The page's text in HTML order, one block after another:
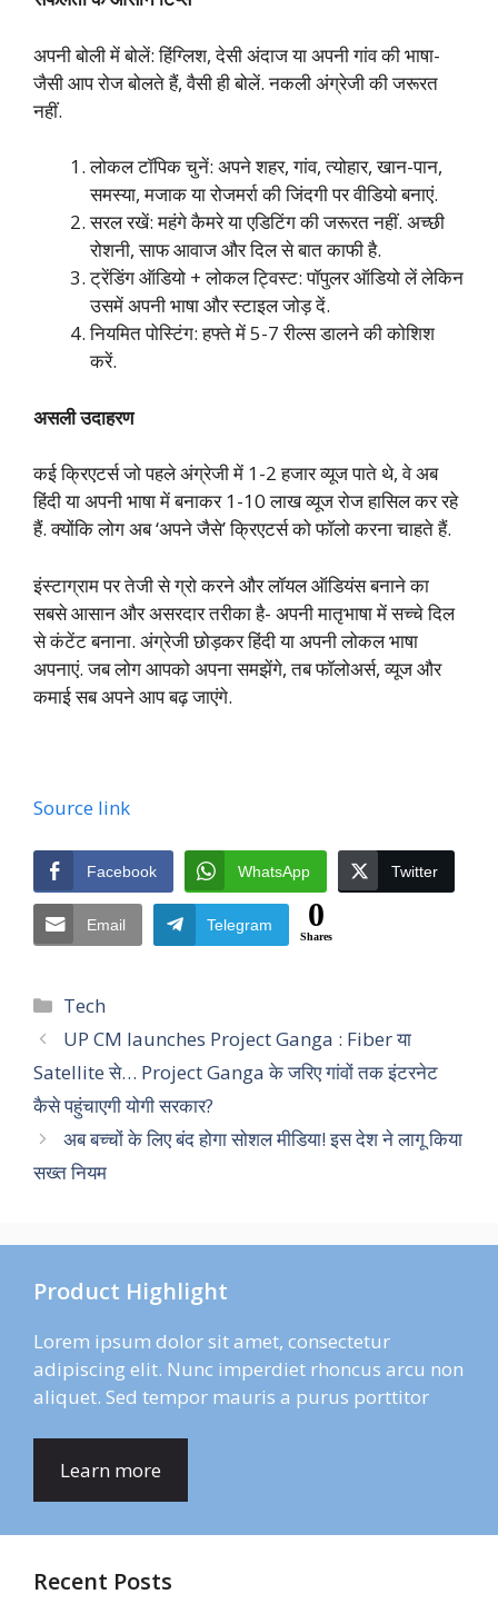
अपनी बोली में बोलें: हिंग्लिश, देसी अंदाज या अपनी गांव की भाषा-
जैसी आप रोज बोलते हैं, वैसी ही बोलें. नकली अंग्रेजी की जरूरत
नहीं.
लोकल टॉपिक चुनें: अपने शहर, गांव, त्योहार, खान-पान,
समस्या, मजाक या रोजमर्रा की जिंदगी पर वीडियो बनाएं.
सरल रखें: महंगे कैमरे या एडिटिंग की जरूरत नहीं. अच्छी
रोशनी, साफ आवाज और दिल से बात काफी है.
ट्रेंडिंग ऑडियो + लोकल ट्विस्ट: पॉपुलर ऑडियो लें लेकिन
उसमें अपनी भाषा और स्टाइल जोड़ दें.
नियमित पोस्टिंग: हफ्ते में 5-7 रील्स डालने की कोशिश
करें.
असली उदाहरण
कई क्रिएटर्स जो पहले अंग्रेजी में 1-2 हजार व्यूज पाते थे, वे अब
हिंदी या अपनी भाषा में बनाकर 1-10 लाख व्यूज रोज हासिल कर रहे
हैं. क्योंकि लोग अब ‘अपने जैसे’ क्रिएटर्स को फॉलो करना चाहते हैं.
इंस्टाग्राम पर तेजी से ग्रो करने और लॉयल ऑडियंस बनाने का
सबसे आसान और असरदार तरीका है- अपनी मातृभाषा में सच्चे दिल
से कंटेंट बनाना. अंग्रेजी छोड़कर हिंदी या अपनी लोकल भाषा
अपनाएं. जब लोग आपको अपना समझेंगे, तब फॉलोअर्स, व्यूज और
कमाई सब अपने आप बढ़ जाएंगे.
Source link
Facebook WhatsApp Twitter
Email Telegram 0
Shares
Categories
Tech
UP CM launches Project Ganga : Fiber या
Satellite से… Project Ganga के जरिए गांवों तक इंटरनेट
कैसे पहुंचाएगी योगी सरकार?
अब बच्चों के लिए बंद होगा सोशल मीडिया! इस देश ने लागू किया
सख्त नियम
Product Highlight
Lorem ipsum dolor sit amet, consectetur
adipiscing elit. Nunc imperdiet rhoncus arcu non
aliquet. Sed tempor mauris a purus porttitor
Learn more
Recent Posts